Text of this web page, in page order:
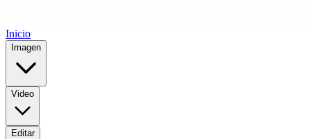
Inicio
Imagen
Video
Editar